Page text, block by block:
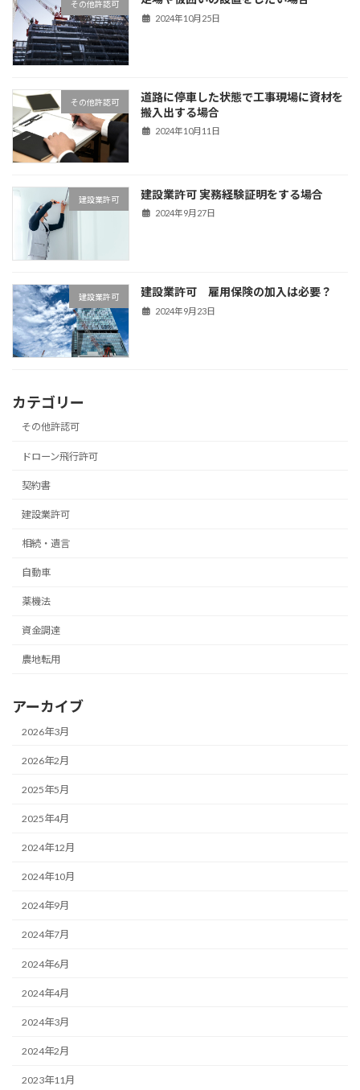
その他許認可
2024年10月25日
その他許認可
道路に停車した状態で工事現場に資材を
搬入出する場合
2024年10月11日
建設業許可 建設業許可 実務経験証明をする場合
2024年9月27日
建設業許可 建設業許可 雇用保険の加入は必要？
2024年9月23日
カテゴリー
その他許認可
ドローン飛行許可
契約書
建設業許可
相続・遺言
自動車
薬機法
資金調達
農地転用
アーカイブ
2026年3月
2026年2月
2025年5月
2025年4月
2024年12月
2024年10月
2024年9月
2024年7月
2024年6月
2024年4月
2024年3月
2024年2月
2023年11月